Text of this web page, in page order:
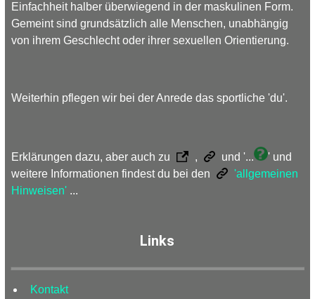
Einfachheit halber überwiegend in der maskulinen Form.
Gemeint sind grundsätzlich alle Menschen, unabhängig
von ihrem Geschlecht oder ihrer sexuellen Orientierung.
Weiterhin pflegen wir bei der Anrede das sportliche 'du'.
Erklärungen dazu, aber auch zu , und '...
' und
weitere Informationen findest du bei den
'allgemeinen
Hinweisen' ...
Links
Kontakt